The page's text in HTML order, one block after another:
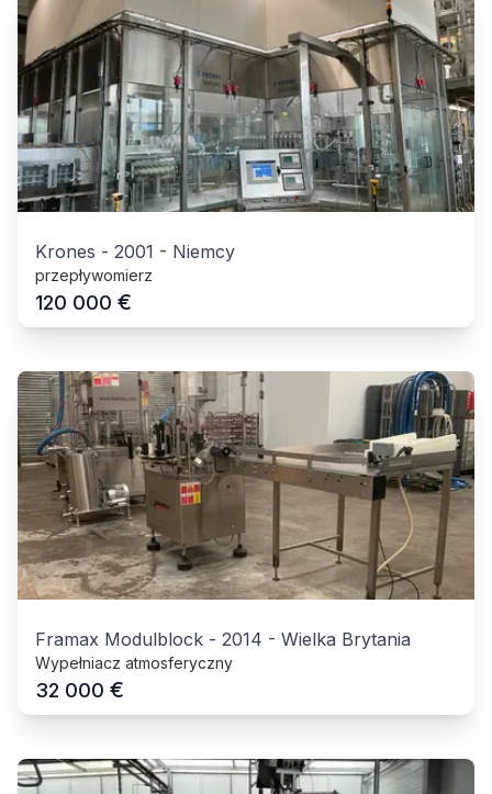
Krones - 2001 - Niemcy
przepływomierz
120 000 €
Framax Modulblock - 2014 - Wielka Brytania
Wypełniacz atmosferyczny
32 000 €